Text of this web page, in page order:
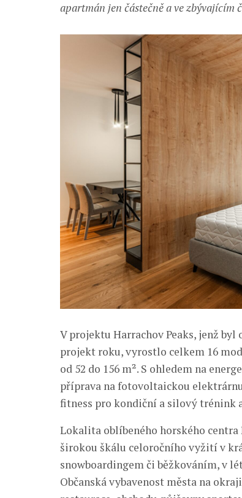
apartmán jen částečně a ve zbývajícím
V projektu Harrachov Peaks, jenž byl
projekt roku, vyrostlo celkem 16
od 52 do 156 m². S ohledem na
příprava na fotovoltaickou
fitness pro kondiční a silový trénink
Lokalita oblíbeného horského
širokou škálu celoročního vyžití v
snowboardingem či běžkováním, v
Občanská vybavenost města na